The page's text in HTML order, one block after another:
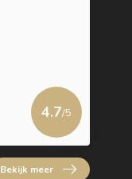
4.7/5
Bekijk meer